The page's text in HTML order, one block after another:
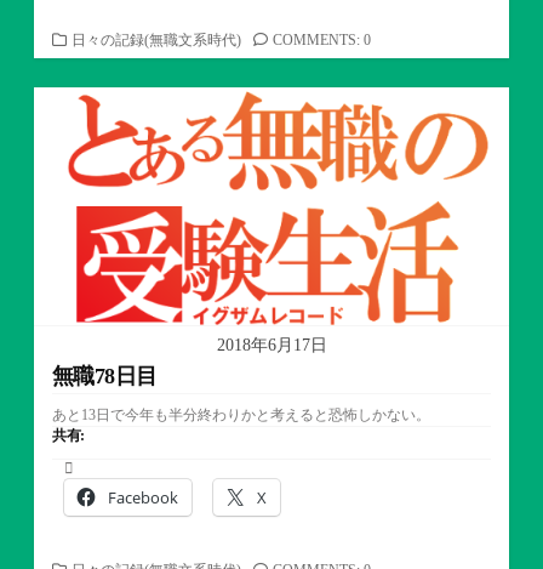
カ
テ
ゴ
日々の記録(無職文系時代) COMMENTS: 0
2018年6月17日
無職78日目
あと13日で今年も半分終わりかと考えると恐怖しかない。
共有:
Facebook X